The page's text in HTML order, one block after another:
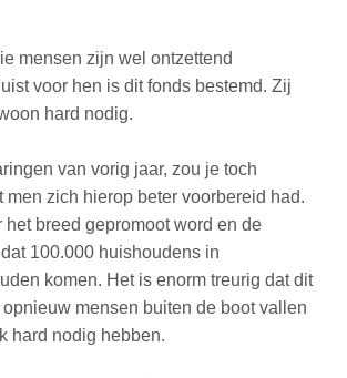
mensen zijn wel ontzettend
voor hen is dit fonds bestemd. Zij
hard nodig.
van vorig jaar, zou je toch
men zich hierop beter voorbereid had.
het breed gepromoot word en de
100.000 huishoudens in
komen. Het is enorm treurig dat dit
mensen buiten de boot vallen
hard nodig hebben.